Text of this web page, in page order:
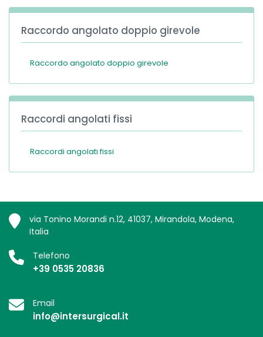
Raccordo angolato doppio girevole
Raccordo angolato doppio girevole
Raccordi angolati fissi
Raccordi angolati fissi
via Tonino Morandi n.12, 41037, Mirandola, Modena,
Italia
Telefono
+39 0535 20836
Email
info@intersurgical.it